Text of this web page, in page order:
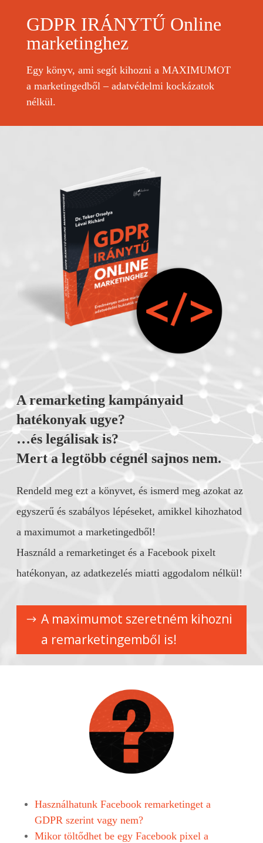
GDPR IRÁNYTŰ Online
marketinghez
Egy könyv, ami segít kihozni a MAXIMUMOT
a marketingedből – adatvédelmi kockázatok
nélkül.
A remarketing kampányaid
hatékonyak ugye?
…és legálisak is?
Mert a legtöbb cégnél sajnos nem.
Rendeld meg ezt a könyvet, és ismerd meg azokat az
egyszerű és szabályos lépéseket, amikkel kihozhatod
a maximumot a marketingedből!
Használd a remarketinget és a Facebook pixelt
hatékonyan, az adatkezelés miatti aggodalom nélkül!
A maximumot szeretném kihozni
a remarketingemből is!
Használhatunk Facebook remarketinget a
GDPR szerint vagy nem?
Mikor töltődhet be egy Facebook pixel a